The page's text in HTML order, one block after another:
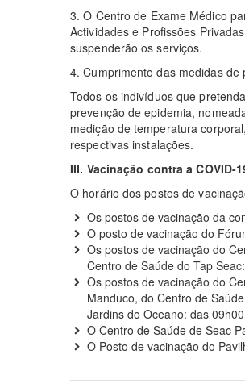
3. O Centro de Exame Médico
Actividades e Profissões
suspenderão os serviços.
4. Cumprimento das medidas
Todos os indivíduos que
prevenção de epidemia,
medição de temperatura
respectivas instalações.
III. Vacinação contra a COVID-
O horário dos postos de
Os postos de vacinação da
O posto de vacinação do
Os postos de vacinação do
Centro de Saúde do Tap
Os postos de vacinação do
Manduco, do Centro de
Jardins do Oceano: das
O Centro de Saúde de Seac
O Posto de vacinação do